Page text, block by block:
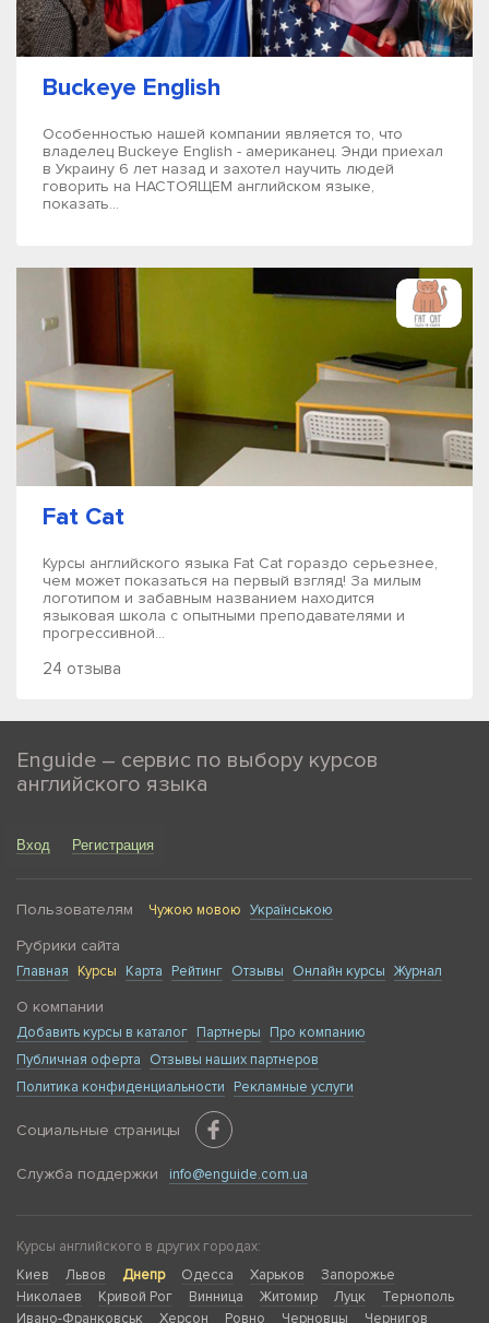
Buckeye English
Особенностью нашей компании является то, что
владелец Buckeye English - американец. Энди приехал
в Украину 6 лет назад и захотел научить людей
говорить на НАСТОЯЩЕМ английском языке,
показать...
Fat Cat
Курсы английского языка Fat Cat гораздо серьезнее,
чем может показаться на первый взгляд! За милым
логотипом и забавным названием находится
языковая школа с опытными преподавателями и
прогрессивной...
24 отзыва
Enguide – сервис по выбору курсов
английского языка
Вход Регистрация
Пользователям Чужою мовою Українською
Рубрики сайта
Главная Курсы Карта Рейтинг Отзывы Онлайн курсы Журнал
О компании
Добавить курсы в каталог Партнеры
Про компанию
Публичная оферта
Отзывы наших партнеров
Политика конфиденциальности
Рекламные услуги
Социальные страницы
Служба поддержки info@enguide.com.ua
Курсы английского в других городах:
Киев
Львов Днепр Одесса Харьков
Запорожье
Николаев
Кривой Рог Винница Житомир Луцк
Тернополь
Ивано-Франковськ
Херсон Ровно Черновцы Чернигов